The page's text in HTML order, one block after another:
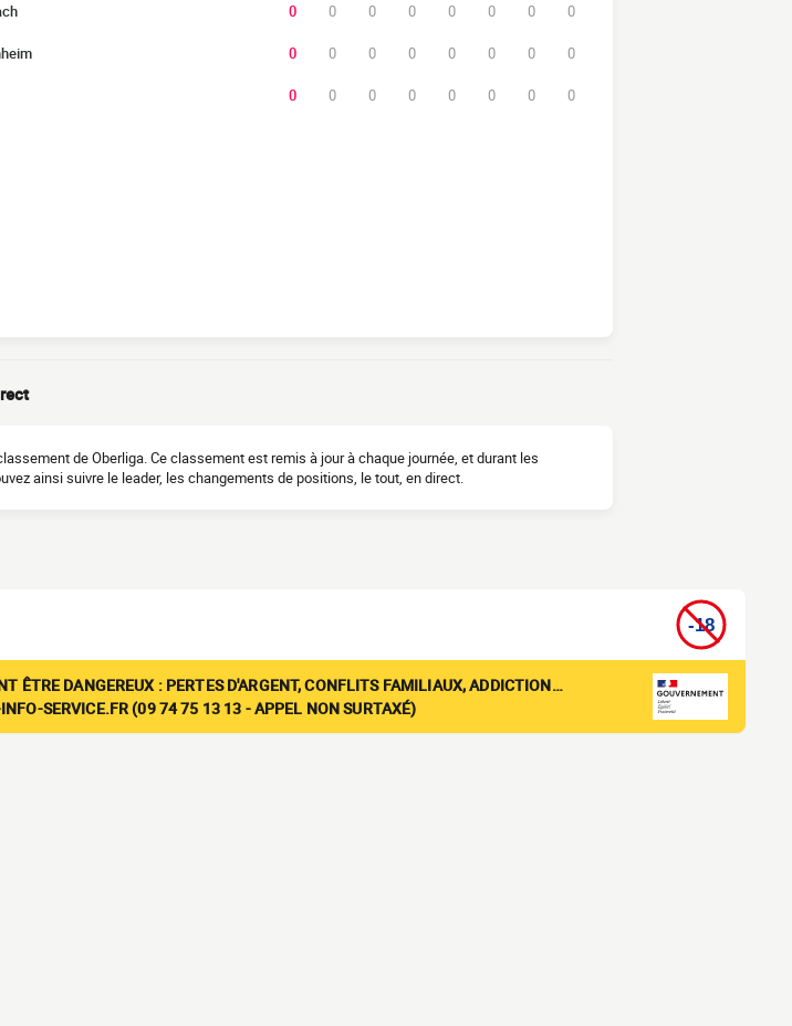
0 0 0 0 0 0 0 0
0 0 0 0 0 0 0 0
0 0 0 0 0 0 0 0
de Oberliga. Ce classement est remis à jour à chaque journée, et durant les
ainsi suivre le leader, les changements de positions, le tout, en direct.
ÊTRE DANGEREUX : PERTES D'ARGENT, CONFLITS FAMILIAUX, ADDICTION…
SERVICE.FR (09 74 75 13 13 - APPEL NON SURTAXÉ)